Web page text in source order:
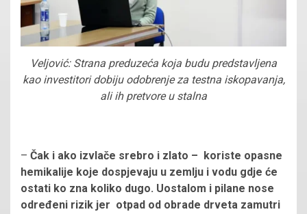
Veljović: Strana preduzeća koja budu predstavljena
kao investitori dobiju odobrenje za testna iskopavanja,
ali ih pretvore u stalna
– Čak i ako izvlače srebro i zlato – koriste opasne
hemikalije koje dospjevaju u zemlju i vodu gdje će
ostati ko zna koliko dugo. Uostalom i pilane nose
određeni rizik jer otpad od obrade drveta zamutri